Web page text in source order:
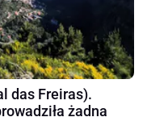
das Freiras).
żadna